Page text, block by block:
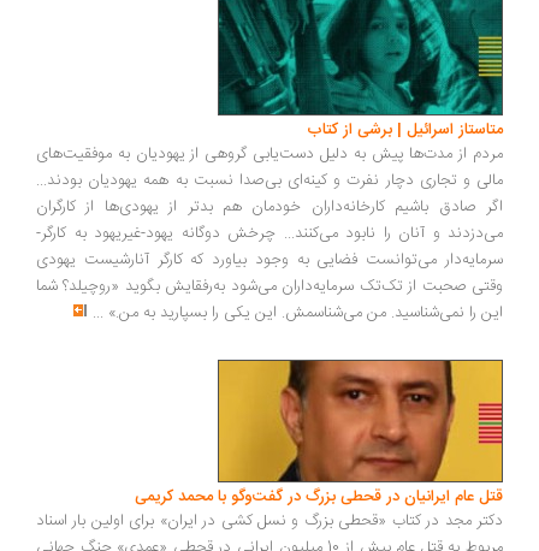
متاستاز اسرائیل | برشی از کتاب
مردم از مدت‌ها پیش به دلیل دست‌یابی گروهی از یهودیان به موفقیت‌های
مالی و تجاری دچار نفرت و کینه‌ای بی‌صدا نسبت به همه یهودیان بودند...
اگر صادق باشیم کارخانه‌داران خودمان هم بدتر از یهودی‌ها از کارگران
می‌دزدند و آنان را نابود می‌کنند... چرخش دوگانه یهود-غیریهود به کارگر-
سرمایه‌دار می‌توانست فضایی به وجود بیاورد که کارگر آنارشیست یهودی
وقتی صحبت از تک‌تک سرمایه‌داران می‌شود به‌رفقایش بگوید «روچیلد؟ شما
این را نمی‌شناسید. من می‌شناسمش. این یکی را بسپارید به من.» ...
قتل عام ایرانیان در قحطی بزرگ در گفت‌وگو با محمد کریمی
دکتر مجد در کتاب «قحطی بزرگ و نسل کشی در ایران» برای اولین بار اسناد